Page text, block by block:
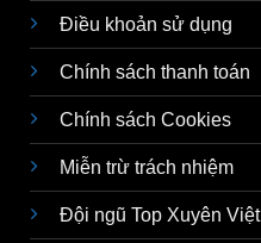
Điều khoản sử dụng
Chính sách thanh toán
Chính sách Cookies
Miễn trừ trách nhiệm
Đội ngũ Top Xuyên Việt